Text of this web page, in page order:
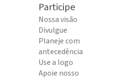
Participe
Nossa visão
Divulgue
Planeje com
antecedência
Use a logo
Apoie nosso